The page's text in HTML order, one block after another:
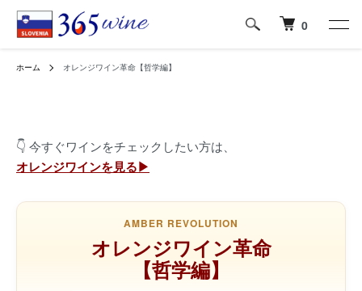
0
ホーム オレンジワイン革命【哲学編】
👇 今すぐワインをチェックしたい方は、
オレンジワインを見る▶
AMBER REVOLUTION
オレンジワイン革命
【哲学編】